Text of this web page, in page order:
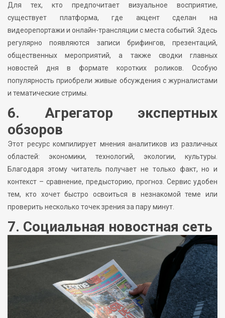
Для тех, кто предпочитает визуальное восприятие,
существует платформа, где акцент сделан на
видеорепортажи и онлайн-трансляции с места событий. Здесь
регулярно появляются записи брифингов, презентаций,
общественных мероприятий, а также сводки главных
новостей дня в формате коротких роликов. Особую
популярность приобрели живые обсуждения с журналистами
и тематические стримы.
6. Агрегатор экспертных
обзоров
Этот ресурс компилирует мнения аналитиков из различных
областей: экономики, технологий, экологии, культуры.
Благодаря этому читатель получает не только факт, но и
контекст – сравнение, предысторию, прогноз. Сервис удобен
тем, кто хочет быстро освоиться в незнакомой теме или
проверить несколько точек зрения за пару минут.
7. Социальная новостная сеть